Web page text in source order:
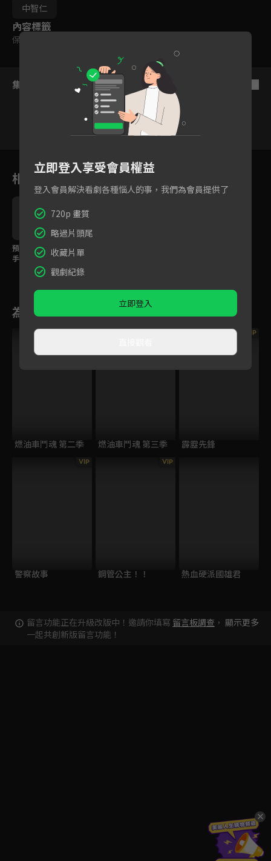
中智仁
內容標籤
保護級
集數列表
2 3
相關花絮
預告：年僅19歲的車
手，要挑戰新的「公道
最速傳說」！
為您推薦
燃油車鬥魂 第二季 燃油車鬥魂 第三季
VIP
霹靂先鋒
VIP
警察故事
VIP
鋼管公主！！ 熱血硬派國雄君
留言功能正在升級改版中！邀請你填寫 留言板調查 ，
一起共創新版留言功能！
顯示更多
立即登入享受會員權益
登入會員解決看劇各種惱人的事，我們為會員提供了
720p 畫質
略過片頭尾
收藏片單
觀劇紀錄
立即登入